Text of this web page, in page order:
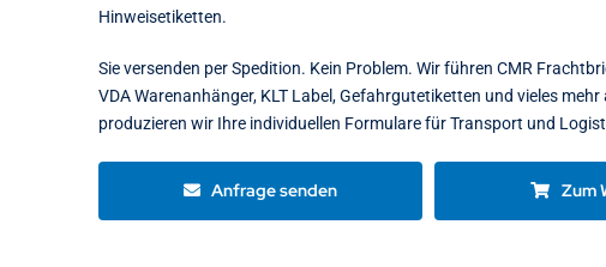
Hinweisetiketten.
Sie versenden per Spedition. Kein Problem. Wir führen CMR
VDA Warenanhänger, KLT Label, Gefahrgutetiketten und vieles
produzieren wir Ihre individuellen Formulare für Transport und
Anfrage senden Zum